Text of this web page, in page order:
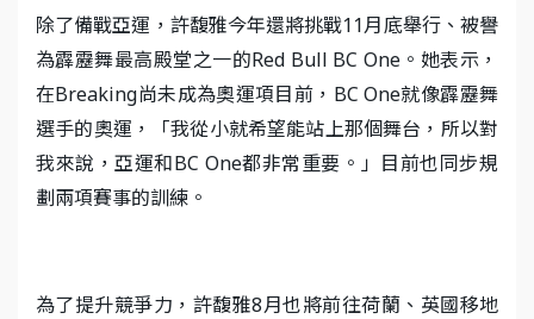
除了備戰亞運，許馥雅今年還將挑戰11月底舉行、被譽
為霹靂舞最高殿堂之一的Red Bull BC One。她表示，
在Breaking尚未成為奧運項目前，BC One就像霹靂舞
選手的奧運，「我從小就希望能站上那個舞台，所以對
我來說，亞運和BC One都非常重要。」目前也同步規
劃兩項賽事的訓練。
為了提升競爭力，許馥雅8月也將前往荷蘭、英國移地